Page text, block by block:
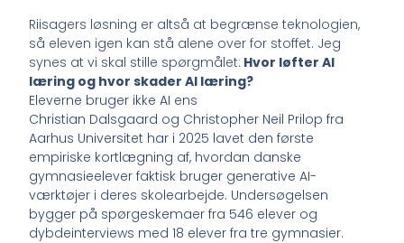
Riisagers løsning er altså at begrænse teknologien,
så eleven igen kan stå alene over for stoffet. Jeg
synes at vi skal stille spørgmålet: Hvor løfter AI
læring og hvor skader AI læring?
Eleverne bruger ikke AI ens
Christian Dalsgaard og Christopher Neil Prilop fra
Aarhus Universitet har i 2025 lavet den første
empiriske kortlægning af, hvordan danske
gymnasieelever faktisk bruger generative AI-
værktøjer i deres skolearbejde. Undersøgelsen
bygger på spørgeskemaer fra 546 elever og
dybdeinterviews med 18 elever fra tre gymnasier.